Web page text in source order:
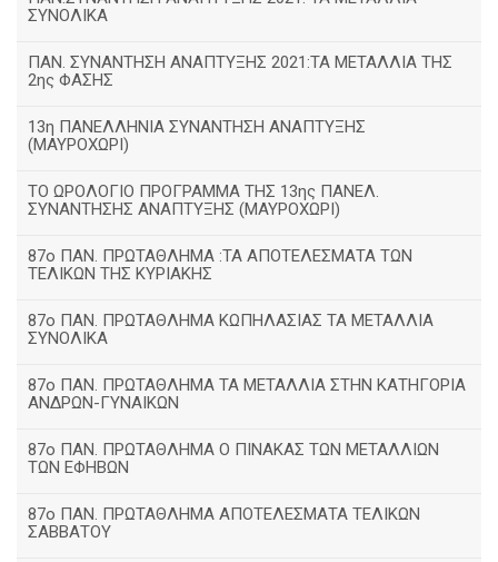
ΣΥΝΟΛΙΚΑ
ΠΑΝ. ΣΥΝΑΝΤΗΣΗ ΑΝΑΠΤΥΞΗΣ 2021:ΤΑ ΜΕΤΑΛΛΙΑ ΤΗΣ
2ης ΦΑΣΗΣ
13η ΠΑΝΕΛΛΗΝΙΑ ΣΥΝΑΝΤΗΣΗ ΑΝΑΠΤΥΞΗΣ
(ΜΑΥΡΟΧΩΡΙ)
ΤΟ ΩΡΟΛΟΓΙΟ ΠΡΟΓΡΑΜΜΑ ΤΗΣ 13ης ΠΑΝΕΛ.
ΣΥΝΑΝΤΗΣΗΣ ΑΝΑΠΤΥΞΗΣ (ΜΑΥΡΟΧΩΡΙ)
87ο ΠΑΝ. ΠΡΩΤΑΘΛΗΜΑ :ΤΑ ΑΠΟΤΕΛΕΣΜΑΤΑ ΤΩΝ
ΤΕΛΙΚΩΝ ΤΗΣ ΚΥΡΙΑΚΗΣ
87ο ΠΑΝ. ΠΡΩΤΑΘΛΗΜΑ ΚΩΠΗΛΑΣΙΑΣ ΤΑ ΜΕΤΑΛΛΙΑ
ΣΥΝΟΛΙΚΑ
87ο ΠΑΝ. ΠΡΩΤΑΘΛΗΜΑ ΤΑ ΜΕΤΑΛΛΙΑ ΣΤΗΝ ΚΑΤΗΓΟΡΙΑ
ΑΝΔΡΩΝ-ΓΥΝΑΙΚΩΝ
87ο ΠΑΝ. ΠΡΩΤΑΘΛΗΜΑ Ο ΠΙΝΑΚΑΣ ΤΩΝ ΜΕΤΑΛΛΙΩΝ
ΤΩΝ ΕΦΗΒΩΝ
87ο ΠΑΝ. ΠΡΩΤΑΘΛΗΜΑ ΑΠΟΤΕΛΕΣΜΑΤΑ ΤΕΛΙΚΩΝ
ΣΑΒΒΑΤΟΥ